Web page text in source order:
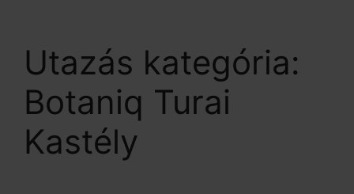
Utazás kategória:
Botaniq Turai
Kastély